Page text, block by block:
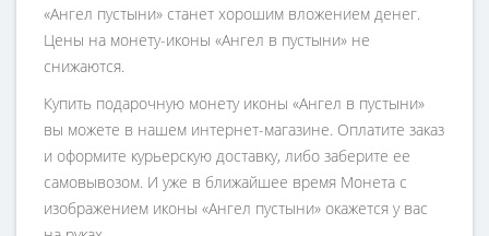
«Ангел пустыни» станет хорошим вложением денег.
Цены на монету-иконы «Ангел в пустыни» не
снижаются.
Купить подарочную монету иконы «Ангел в пустыни»
вы можете в нашем интернет-магазине. Оплатите заказ
и оформите курьерскую доставку, либо заберите ее
самовывозом. И уже в ближайшее время Монета с
изображением иконы «Ангел пустыни» окажется у вас